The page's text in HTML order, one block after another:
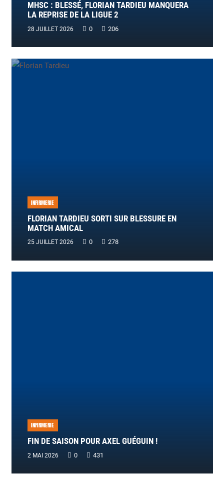
MHSC : BLESSÉ, FLORIAN TARDIEU MANQUERA
LA REPRISE DE LA LIGUE 2
28 JUILLET 2026 0 206
INFIRMERIE
FLORIAN TARDIEU SORTI SUR BLESSURE EN
MATCH AMICAL
25 JUILLET 2026 0 278
INFIRMERIE
FIN DE SAISON POUR AXEL GUÉGUIN !
2 MAI 2026 0 431